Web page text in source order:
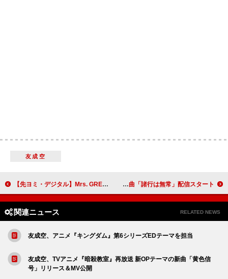
友成空
【先ヨミ・デジタル】Mrs. GREEN APPLE「クスシキ」「ライラック」「breakfast」ストリーミングトップ3独占中 久保田利伸、新曲「諸行は無常」配信スタート
関連ニュース RELATED NEWS
友成空、アニメ『キングダム』第6シリーズEDテーマを担当
友成空、TVアニメ『暗殺教室』再放送 新OPテーマの新曲「黄色信
号」リリース＆MV公開